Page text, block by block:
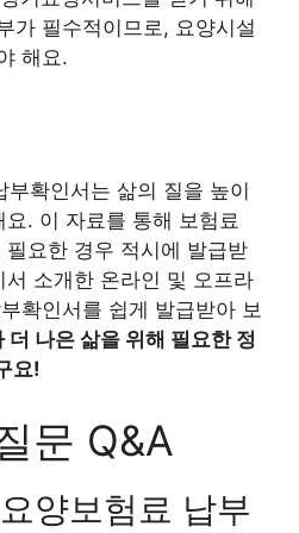
가 필수적이므로, 요양시설
해요.
부확인서는 삶의 질을 높이
. 이 자료를 통해 보험료
요한 경우 적시에 발급받
소개한 온라인 및 오프라
확인서를 쉽게 발급받아 보
더 나은 삶을 위해 필요한 정
요!
문 Q&A
양보험료 납부